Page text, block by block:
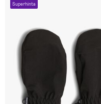
Superhinta